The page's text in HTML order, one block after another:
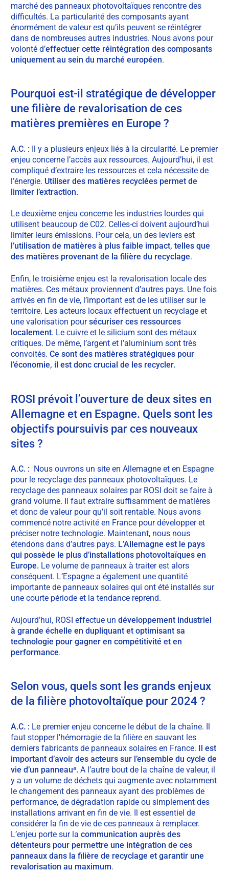
marché des panneaux photovoltaïques rencontre des
difficultés. La particularité des composants ayant
énormément de valeur est qu’ils peuvent se réintégrer
dans de nombreuses autres industries. Nous avons pour
volonté d’effectuer cette réintégration des composants
uniquement au sein du marché européen.
Pourquoi est-il stratégique de développer
une filière de revalorisation de ces
matières premières en Europe ?
A.C. : Il y a plusieurs enjeux liés à la circularité. Le premier
enjeu concerne l’accès aux ressources. Aujourd’hui, il est
compliqué d’extraire les ressources et cela nécessite de
l’énergie. Utiliser des matières recyclées permet de
limiter l’extraction.
Le deuxième enjeu concerne les industries lourdes qui
utilisent beaucoup de C02. Celles-ci doivent aujourd’hui
limiter leurs émissions. Pour cela, un des leviers est
l’utilisation de matières à plus faible impact, telles que
des matières provenant de la filière du recyclage.
Enfin, le troisième enjeu est la revalorisation locale des
matières. Ces métaux proviennent d’autres pays. Une fois
arrivés en fin de vie, l’important est de les utiliser sur le
territoire. Les acteurs locaux effectuent un recyclage et
une valorisation poursécuriser ces ressources
localement. Le cuivre et le silicium sont des métaux
critiques. De même, l’argent et l’aluminium sont très
convoités.Ce sont des matières stratégiques pour
l’économie, il est donc crucial de les recycler.
ROSI prévoit l’ouverture de deux sites en
Allemagne et en Espagne. Quels sont les
objectifs poursuivis par ces nouveaux
sites ?
A.C. : Nous ouvrons un site en Allemagne et en Espagne
pour le recyclage des panneaux photovoltaïques. Le
recyclage des panneaux solaires par ROSI doit se faire à
grand volume. Il faut extraire suffisamment de matières
et donc de valeur pour qu’il soit rentable. Nous avons
commencé notre activité en France pour développer et
préciser notre technologie. Maintenant, nous nous
étendons dans d’autres pays. L’Allemagne est le pays
qui possède le plus d’installations photovoltaïques en
Europe. Le volume de panneaux à traiter est alors
conséquent. L’Espagne a également une quantité
importante de panneaux solaires qui ont été installés sur
une courte période et la tendance reprend.
Aujourd’hui, ROSI effectue undéveloppement industriel
à grande échelle en dupliquant et optimisant sa
technologie pour gagner en compétitivité et en
performance.
Selon vous, quels sont les grands enjeux
de la filière photovoltaïque pour 2024 ?
A.C. : Le premier enjeu concerne le début de la chaîne. Il
faut stopper l’hémorragie de la filière en sauvant les
derniers fabricants de panneaux solaires en France. Il est
important d’avoir des acteurs sur l’ensemble du cycle de
vie d’un panneau⁴. A l’autre bout de la chaîne de valeur, il
y a un volume de déchets qui augmente avec notamment
le changement des panneaux ayant des problèmes de
performance, de dégradation rapide ou simplement des
installations arrivant en fin de vie. Il est essentiel de
considérer la fin de vie de ces panneaux à remplacer.
L’enjeu porte sur lacommunication auprès des
détenteurs pour permettre une intégration de ces
panneaux dans la filière de recyclage et garantir une
revalorisation au maximum.